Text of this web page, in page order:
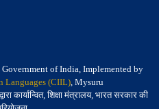
Government of India, Implemented by
Languages (CIIL), Mysuru
कार्यान्वित, शिक्षा मंत्रालय, भारत सरकार की